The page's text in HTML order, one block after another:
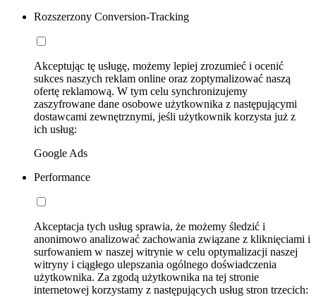
Rozszerzony Conversion-Tracking
Akceptując tę usługę, możemy lepiej zrozumieć i ocenić
sukces naszych reklam online oraz zoptymalizować naszą
ofertę reklamową. W tym celu synchronizujemy
zaszyfrowane dane osobowe użytkownika z następującymi
dostawcami zewnętrznymi, jeśli użytkownik korzysta już z
ich usług:
Google Ads
Performance
Akceptacja tych usług sprawia, że możemy śledzić i
anonimowo analizować zachowania związane z kliknięciami i
surfowaniem w naszej witrynie w celu optymalizacji naszej
witryny i ciągłego ulepszania ogólnego doświadczenia
użytkownika. Za zgodą użytkownika na tej stronie
internetowej korzystamy z następujących usług stron trzecich: